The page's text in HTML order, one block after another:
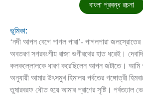
বাংলা প্রবন্ধ রচনা
ভূমিকা:
‘নদী আপন বেগে পাগল পারা’- পাগলপারা জলস্রোতের
অবতরণ সগরবংশীয় রাজা ভগীরথের হাত ধরেই।
কলকল্লোলকে ধারণ করেছিলেন আপন জটাতে। আমি
অনুযায়ী আমার উৎসমুখ হিমালয় পর্বতের গঙ্গোত্রী
তুষারবরফ ধৌত হয়ে আমার প্রাণের সৃষ্টি। পর্বতঢাল